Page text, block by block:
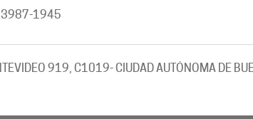
1945
919, C1019- CIUDAD AUTÓNOMA DE